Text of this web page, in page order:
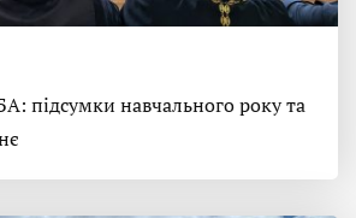
підсумки навчального року та